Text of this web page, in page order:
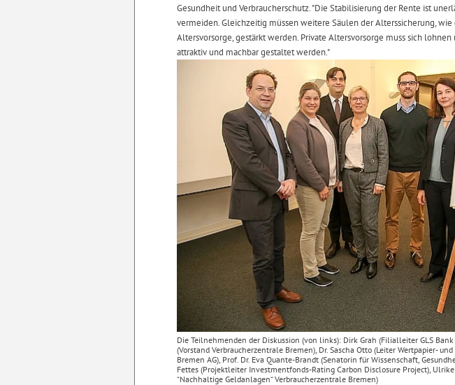
Gesundheit und Verbraucherschutz. "Die Stabilisierung der Rente ist
vermeiden. Gleichzeitig müssen weitere Säulen der Alterssicherung,
Altersvorsorge, gestärkt werden. Private Altersvorsorge muss sich
attraktiv und machbar gestaltet werden."
Die Teilnehmenden der Diskussion (von links): Dirk Grah (Filialleiter GLS
(Vorstand Verbraucherzentrale Bremen), Dr. Sascha Otto (Leiter Wertpapier-
Bremen AG), Prof. Dr. Eva Quante-Brandt (Senatorin für Wissenschaft,
Fettes (Projektleiter Investmentfonds-Rating Carbon Disclosure Project),
“Nachhaltige Geldanlagen“ Verbraucherzentrale Bremen)